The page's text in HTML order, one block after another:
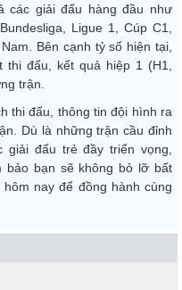
các giải đấu hàng đầu như
Ligue 1, Cúp C1,
Bên cạnh tỷ số hiện tại,
đấu, kết quả hiệp 1 (H1,
trận.
thi đấu, thông tin đội hình ra
Dù là những trận cầu đỉnh
đấu trẻ đầy triển vọng,
bảo bạn sẽ không bỏ lỡ bất
nay để đồng hành cùng